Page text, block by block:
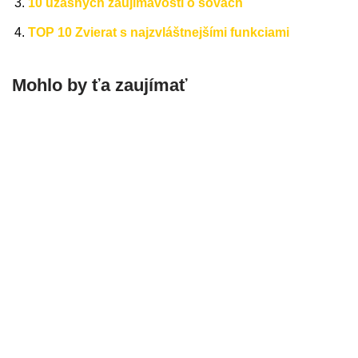
10 úžasných zaujímavostí o sovách
TOP 10 Zvierat s najzvláštnejšími funkciami
Mohlo by ťa zaujímať